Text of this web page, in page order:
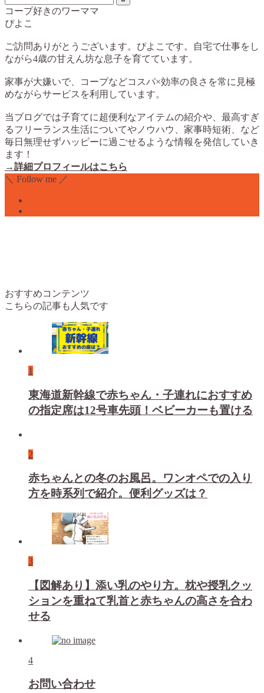
コープ好きのワーママ
ぴよこ
ご訪問ありがとうございます。ぴよこです。自宅で仕事をし
ながら4歳の甘えん坊な息子を育てています。
家事が大嫌いで、コープなどコスパ×効率の良さを常に見極
めながらサービスを利用しています。
当ブログでは子育てに超便利なアイテムの紹介や、最高すぎ
るフリーランス生活についてやノウハウ、家事時短術、など
毎日無理せずハッピーに過ごせるような情報を発信していき
ます！
→詳細プロフィールはこちら
＼ Follow me ／
おすすめコンテンツ
こちらの記事も人気です
1
東海道新幹線で赤ちゃん・子連れにおすすめ
の指定席は12号車先頭！ベビーカーも置ける
2
赤ちゃんとの冬のお風呂。ワンオペでの入り
方を時系列で紹介。便利グッズは？
3
【図解あり】添い乳のやり方。枕や授乳クッ
ションを重ねて乳首と赤ちゃんの高さを合わ
せる
4
お問い合わせ